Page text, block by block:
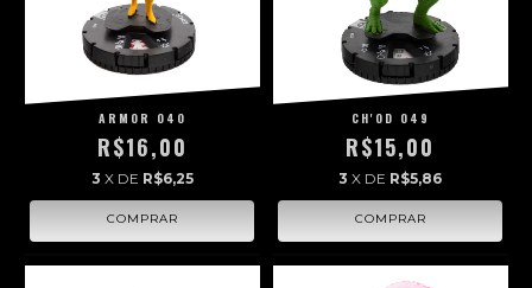
ARMOR 040
R$16,00
3 X DE R$6,25
CH'OD 049
R$15,00
3 X DE R$5,86